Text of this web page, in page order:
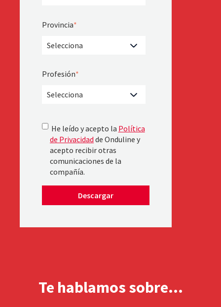
Provincia*
Profesión*
He leído y acepto la Política
de Privacidad de Onduline y
acepto recibir otras
comunicaciones de la
compañía.
Te hablamos sobre...